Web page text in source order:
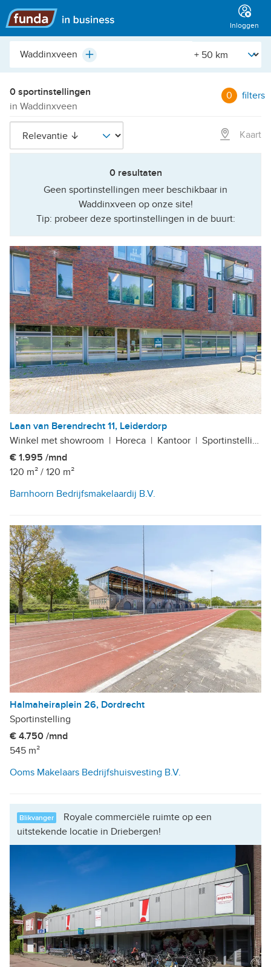
Hoofdmenu
Inloggen
Plaats,
etc.
Plus [Straal]
0 sportinstellingen
in Waddinxveen
0 filters
Kaart
0 resultaten
Geen sportinstellingen meer beschikbaar in
Waddinxveen op onze site!
Tip: probeer deze sportinstellingen in de buurt:
Laan van Berendrecht 11, Leiderdorp
Winkel met showroom | Horeca | Kantoor | Sportinstelling
€ 1.995 /mnd
120 m² / 120 m²
Barnhoorn Bedrijfsmakelaardij B.V.
Halmaheiraplein 26, Dordrecht
Sportinstelling
€ 4.750 /mnd
545 m²
Ooms Makelaars Bedrijfshuisvesting B.V.
Blikvanger
Royale commerciële ruimte op een
uitstekende locatie in Driebergen!